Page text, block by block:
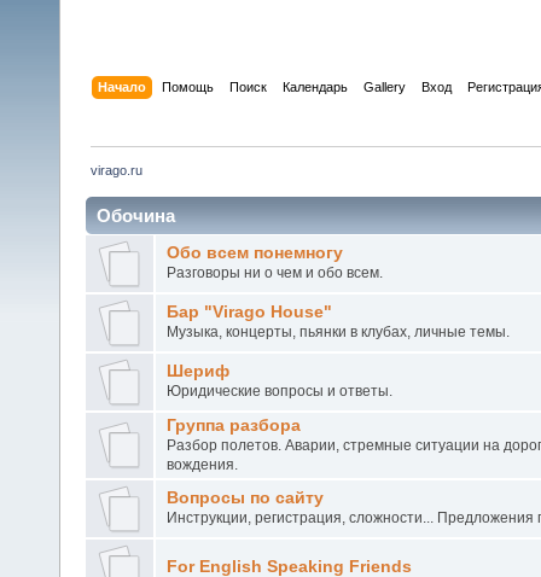
Начало Помощь Поиск Календарь Gallery Вход
virago.ru
Обочина
Обо всем понемногу
Разговоры ни о чем и обо всем.
Бар "Virago House"
Музыка, концерты, пьянки в клубах, личные темы.
Шериф
Юридические вопросы и ответы.
Группа разбора
Разбор полетов. Аварии, стремные ситуации на
вождения.
Вопросы по сайту
Инструкции, регистрация, сложности... Предложения
For English Speaking Friends